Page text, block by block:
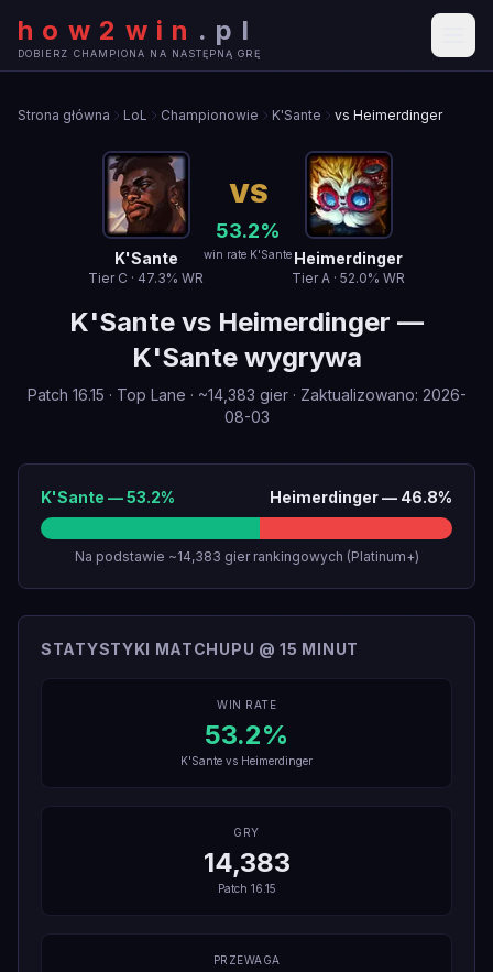
how2win . pl
DOBIERZ CHAMPIONA NA NASTĘPNĄ GRĘ
Strona główna LoL Championowie K'Sante vs Heimerdinger
K'Sante
Tier C · 47.3% WR
VS
53.2%
win rate K'Sante Heimerdinger
TierA · 52.0% WR
K'Sante vs Heimerdinger —
K'Sante wygrywa
Patch 16.15 · Top Lane · ~14,383 gier· Zaktualizowano: 2026-
08-03
K'Sante —53.2% Heimerdinger— 46.8%
Na podstawie ~14,383 gier rankingowych (Platinum+)
STATYSTYKI MATCHUPU @ 15 MINUT
WIN RATE
53.2%
K'Sante vs Heimerdinger
GRY
14,383
Patch 16.15
PRZEWAGA